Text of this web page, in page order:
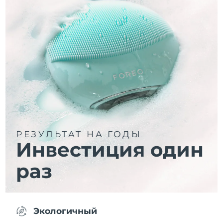
РЕЗУЛЬТАТ НА ГОДЫ
Инвестиция один
раз
Экологичный